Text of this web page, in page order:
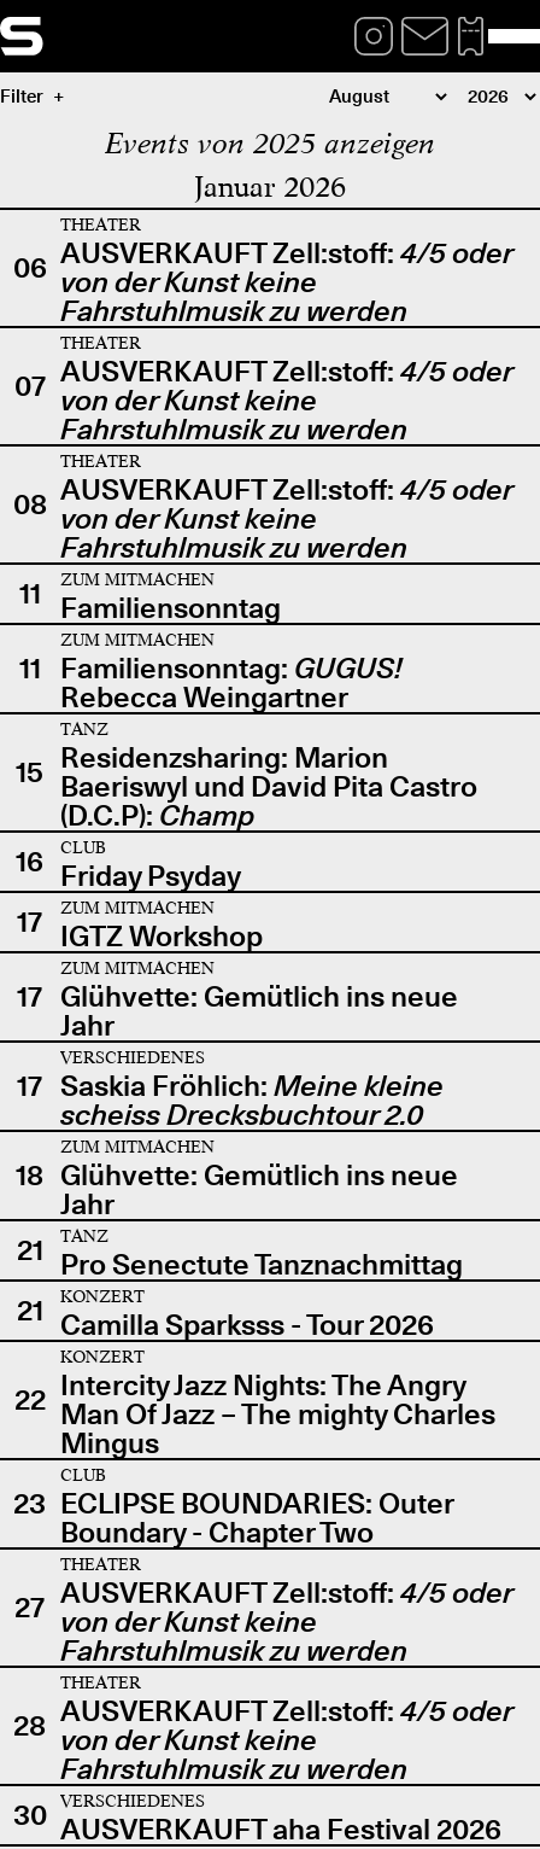
Filter
Events von 2025 anzeigen
Januar 2026
06
THEATER
AUSVERKAUFT Zell:stoff: 4/5 oder
von der Kunst keine
Fahrstuhlmusik zu werden
07
THEATER
AUSVERKAUFT Zell:stoff: 4/5 oder
von der Kunst keine
Fahrstuhlmusik zu werden
08
THEATER
AUSVERKAUFT Zell:stoff: 4/5 oder
von der Kunst keine
Fahrstuhlmusik zu werden
11
ZUM MITMACHEN
Familiensonntag
11
ZUM MITMACHEN
Familiensonntag: GUGUS!
Rebecca Weingartner
15
TANZ
Residenzsharing: Marion
Baeriswyl und David Pita Castro
(D.C.P): Champ
16
CLUB
Friday Psyday
17
ZUM MITMACHEN
IGTZ Workshop
17
ZUM MITMACHEN
Glühvette: Gemütlich ins neue
Jahr
17
VERSCHIEDENES
Saskia Fröhlich: Meine kleine
scheiss Drecksbuchtour 2.0
18
ZUM MITMACHEN
Glühvette: Gemütlich ins neue
Jahr
21
TANZ
Pro Senectute Tanznachmittag
21
KONZERT
Camilla Sparksss - Tour 2026
22
KONZERT
Intercity Jazz Nights: The Angry
Man Of Jazz – The mighty Charles
Mingus
23
CLUB
ECLIPSE BOUNDARIES: Outer
Boundary - Chapter Two
27
THEATER
AUSVERKAUFT Zell:stoff: 4/5 oder
von der Kunst keine
Fahrstuhlmusik zu werden
28
THEATER
AUSVERKAUFT Zell:stoff: 4/5 oder
von der Kunst keine
Fahrstuhlmusik zu werden
30
VERSCHIEDENES
AUSVERKAUFT aha Festival 2026